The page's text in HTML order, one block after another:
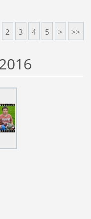
2 3 4 5 > >>